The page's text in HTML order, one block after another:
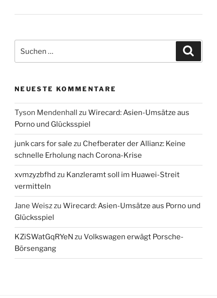
nach:
NEUESTE KOMMENTARE
Tyson Mendenhall zu Wirecard: Asien-Umsätze aus
Porno und Glücksspiel
junk cars for sale zu Chefberater der Allianz: Keine
schnelle Erholung nach Corona-Krise
xvmzyzbfhd zu Kanzleramt soll im Huawei-Streit
vermitteln
Jane Weiszzu Wirecard: Asien-Umsätze aus Porno und
Glücksspiel
KZiSWatGqRYeN zu Volkswagen erwägt Porsche-
Börsengang